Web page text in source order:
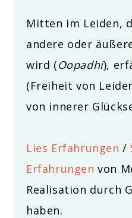
Mitten im Leiden,
andere oder
wird (Oopadhi),
(Freiheit von
von innerer
Lies Erfahrungen /
Erfahrungen von
Realisation durch
haben.